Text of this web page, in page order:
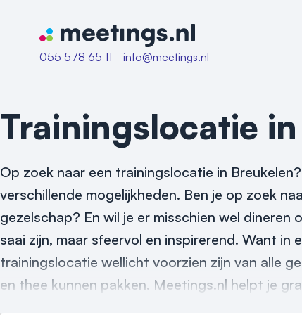
Naar home van Meetings
055 578 65 11
info@meetings.nl
Trainingslocatie in
Op zoek naar een trainingslocatie in
verschillende mogelijkheden. Ben je op zoek
gezelschap? En wil je er misschien wel
saai zijn, maar sfeervol en inspirerend. Want
trainingslocatie wellicht voorzien zijn van alle
en thee kunnen pakken. Meetings.nl helpt je